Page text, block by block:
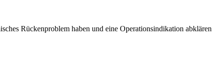
Rückenproblem haben und eine Operationsindikation abklären